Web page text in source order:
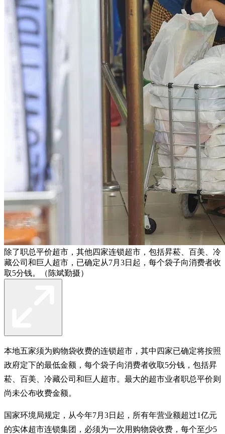
除了职总平价超市，其他四家连锁超市，包括昇菘、百美、冷
藏公司和巨人超市，已确定从7月3日起，每个袋子向消费者收
取5分钱。（陈斌勤摄）
本地五家须为购物袋收费的连锁超市，其中四家已确定将按照
政府定下的最低金额，每个袋子向消费者收取5分钱，包括昇
菘、百美、冷藏公司和巨人超市。最大的超市业者职总平价则
尚未公布收费金额。
国家环境局规定，从今年7月3日起，所有年营业额超过1亿元
的实体超市连锁集团，必须为一次用购物袋收费，每个至少5